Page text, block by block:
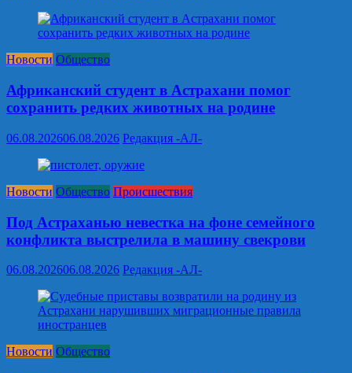
Новости Общество
Африканский студент в Астрахани помог
сохранить редких животных на родине
06.08.202606.08.2026 Редакция -АЛ-
Новости Общество Происшествия
Под Астраханью невестка на фоне семейного
конфликта выстрелила в машину свекрови
06.08.202606.08.2026 Редакция -АЛ-
Новости Общество